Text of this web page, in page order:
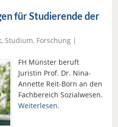
für Studierende der
, Studium, Forschung |
FH Münster beruft
Juristin Prof. Dr. Nina-
Annette Reit-Born an den
Fachbereich Sozialwesen.
Weiterlesen.